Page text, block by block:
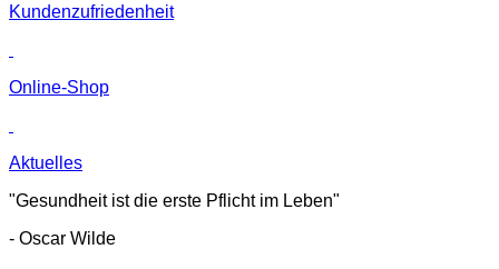
Kunden­zufriedenheit
Online-Shop
Aktuelles
"Gesundheit ist die erste Pflicht im Leben"
- Oscar Wilde